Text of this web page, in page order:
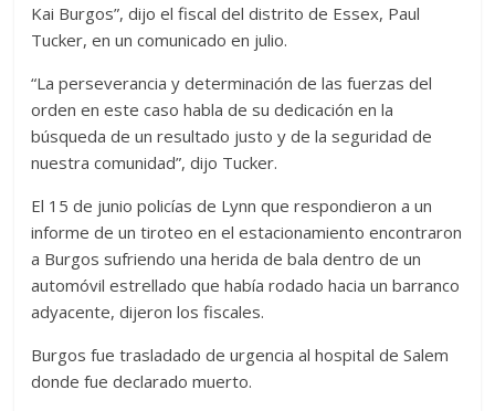
Kai Burgos”, dijo el fiscal del distrito de Essex, Paul
Tucker, en un comunicado en julio.
“La perseverancia y determinación de las fuerzas del
orden en este caso habla de su dedicación en la
búsqueda de un resultado justo y de la seguridad de
nuestra comunidad”, dijo Tucker.
El 15 de junio policías de Lynn que respondieron a un
informe de un tiroteo en el estacionamiento encontraron
a Burgos sufriendo una herida de bala dentro de un
automóvil estrellado que había rodado hacia un barranco
adyacente, dijeron los fiscales.
Burgos fue trasladado de urgencia al hospital de Salem
donde fue declarado muerto.